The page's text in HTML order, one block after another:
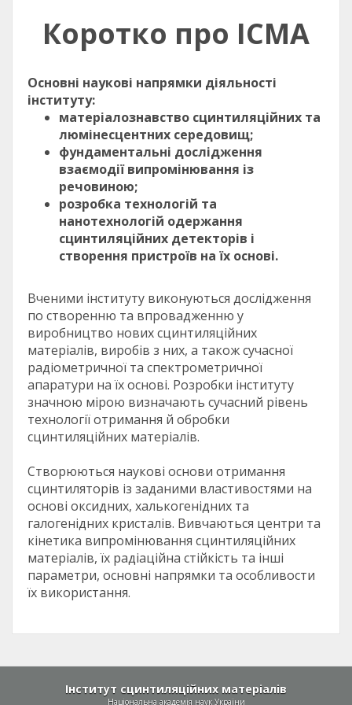
Коротко про ІСМА
Основні наукові напрямки діяльності
інституту:
матеріалознавство сцинтиляційних та
люмінесцентних середовищ;
фундаментальні дослідження
взаємодії випромінювання із
речовиною;
розробка технологій та
нанотехнологій одержання
сцинтиляційних детекторів і
створення пристроїв на їх основі.
Вченими інституту виконуються дослідження
по створенню та впровадженню у
виробництво нових сцинтиляційних
матеріалів, виробів з них, а також сучасної
радіометричної та спектрометричної
апаратури на їх основі. Розробки інституту
значною мірою визначають сучасний рівень
технології отримання й обробки
сцинтиляційних матеріалів.
Створюються наукові основи отримання
сцинтиляторів із заданими властивостями на
основі оксидних, халькогенідних та
галогенідних кристалів. Вивчаються центри та
кінетика випромінювання сцинтиляційних
матеріалів, їх радіаційна стійкість та інші
параметри, основні напрямки та особливости
їх використання.
Інститут сцинтиляційних матеріалів
Національна академія наук України